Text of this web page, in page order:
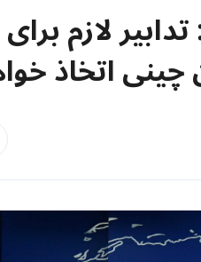
لازم
چینی اتخاذ